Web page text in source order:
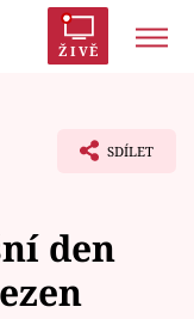
ŽIVĚ
SDÍLET
den